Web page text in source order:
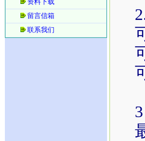
资料下载
留言信箱
联系我们
2.
3